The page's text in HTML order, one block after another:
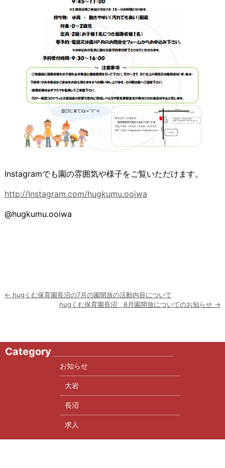
Instagramでも園の雰囲気や様子をご覧いただけます。
http://Instagram.com/hugkumu.ooiwa
@hugkumu.ooiwa
投
ー
シ
← hugくむ保育園長沼の7月の園開放の活動内容について
hugくむ保育園長沼 8月園開放についてのお知らせ →
Category
お知らせ
大岩
長沼
求人